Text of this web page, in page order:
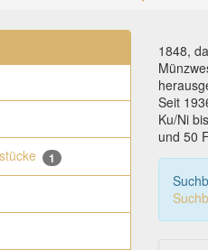
1
1848,
Seit
Ku/Ni
und 50